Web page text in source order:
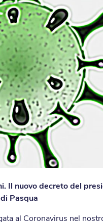
Il nuovo decreto del
Pasqua
al Coronavirus nel